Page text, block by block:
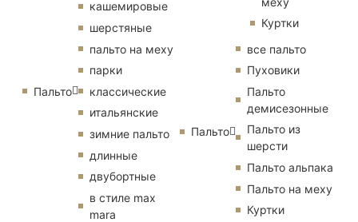
Пальто
кашемировые
шерстяные
пальто на меху
парки
классические
итальянские
зимние пальто
длинные
двубортные
в стиле max
mara
Куртки
Пальто
все пальто
Пуховики
Пальто
демисезонные
Пальто из
шерсти
Пальто альпака
Пальто на меху
Куртки